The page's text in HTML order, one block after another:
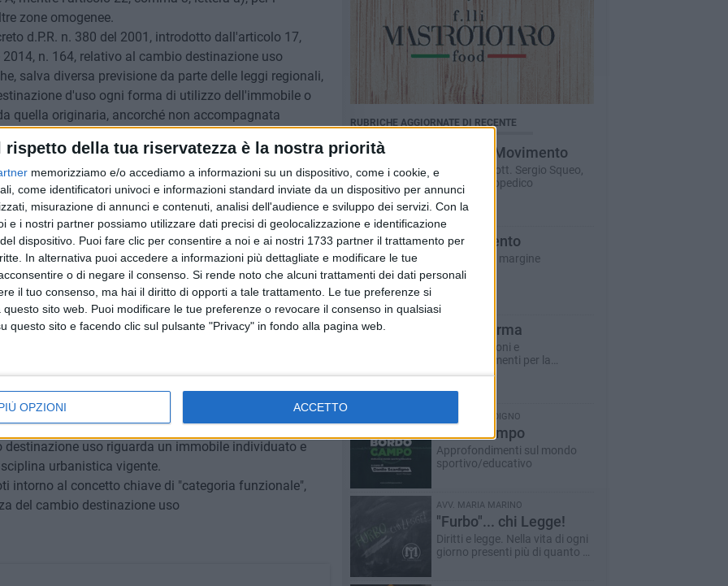
rispetto della tua riservatezza è la nostra priorità
memorizziamo e/o accediamo a informazioni su un dispositivo, come i cookie, e
come identificatori univoci e informazioni standard inviate da un dispositivo per annunci
misurazione di annunci e contenuti, analisi dell'audience e sviluppo dei servizi. Con la
e i nostri partner possiamo utilizzare dati precisi di geolocalizzazione e identificazione
dispositivo. Puoi fare clic per consentire a noi e ai nostri 1733 partner il trattamento per
In alternativa puoi accedere a informazioni più dettagliate e modificare le tue
o di negare il consenso. Si rende noto che alcuni trattamenti dei dati personali
il tuo consenso, ma hai il diritto di opporti a tale trattamento. Le tue preferenze si
sito web. Puoi modificare le tue preferenze o revocare il consenso in qualsiasi
questo sito e facendo clic sul pulsante "Privacy" in fondo alla pagina web.
OPZIONI ACCETTO
zone omogenee.
d.P.R. n. 380 del 2001, introdotto dall'articolo 17,
n. 164, relativo al cambio destinazione uso
salva diversa previsione da parte delle leggi regionali,
d'uso ogni forma di utilizzo dell'immobile o
quella originaria, ancorché non accompagnata
da comportare l'assegnazione dell'immobile o
diversa categoria funzionale.
una unità immobiliare, è quella prevalente in termini di
cambio destinazione uso di un fabbricato ha per effetto
autonoma dal punto di vista urbanistico ad un'altra e
con la precisazione che lo stesso a volte avviene
mero mutamento d'uso dell'immobile, altre volte si
in assenza delle quali l'immobile non può
da una categoria funzionalmente autonoma dal
uso riguarda un immobile individuato e
urbanistica vigente.
intorno al concetto chiave di "categoria funzionale",
del cambio destinazione uso
RUBRICHE AGGIORNATE DI RECENTE
Salute e Movimento
A cura del dott. Sergio Squeo,
Tecnico Ortopedico
Il Commento
Riflessioni a margine
ASM informa
Comunicazioni e
approfondimenti per la
cittadinanza
DANILO SCARDIGNO
Bordo Campo
Approfondimenti sul mondo
sportivo/educativo
AVV. MARIA MARINO
"Furbo"... chi Legge!
Diritti e legge. Nella vita di ogni
giorno presenti più di quanto si